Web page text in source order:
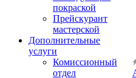
покраской
Прейскурант
мастерской
Дополнительные
услуги
Комиссионный
отдел